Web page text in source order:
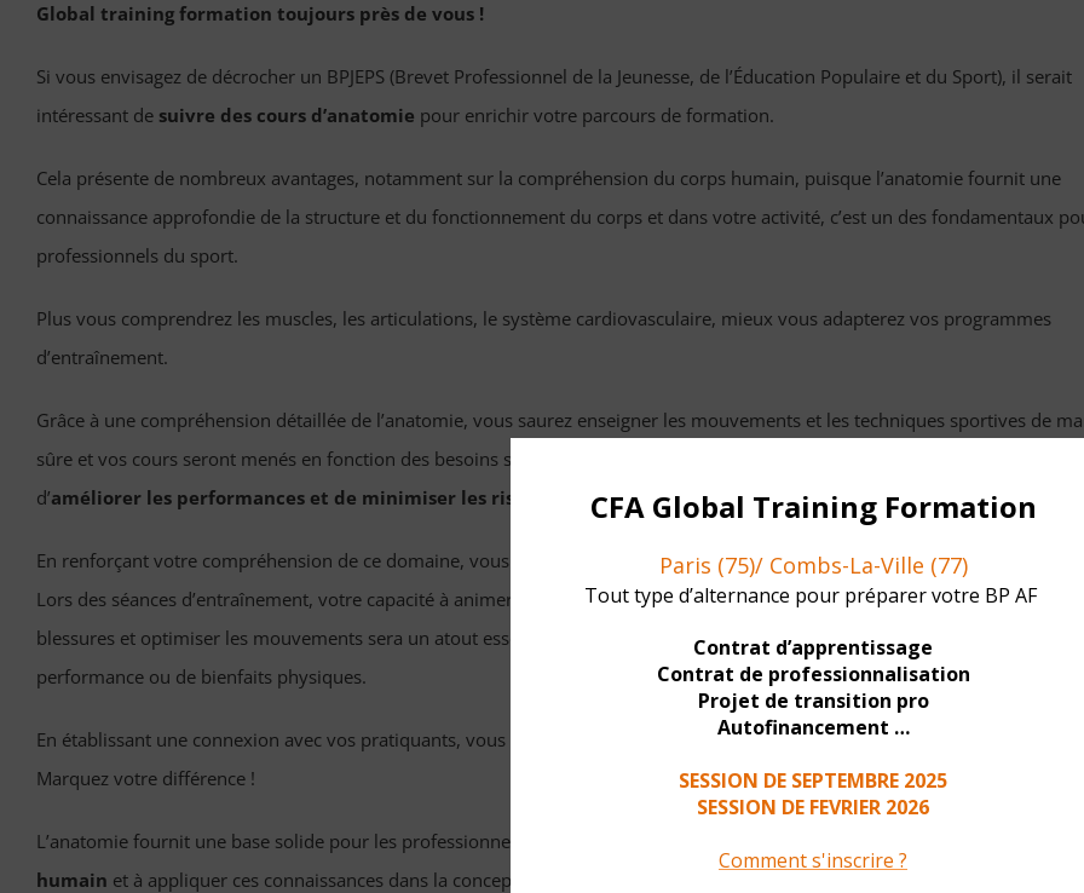
Global training formation toujours près de vous !
Si vous envisagez de décrocher un BPJEPS (Brevet Professionnel de la Jeunesse, de l’Éducation Populaire et du Sport), il serait
intéressant de suivre des cours d’anatomie pour enrichir votre parcours de formation.
Cela présente de nombreux avantages, notamment sur la compréhension du corps humain, puisque l’anatomie fournit une
connaissance approfondie de la structure et du fonctionnement du corps et dans votre activité, c’est un des fondamentaux
professionnels du sport.
Plus vous comprendrez les muscles, les articulations, le système cardiovasculaire, mieux vous adapterez vos programmes
d’entraînement.
Grâce à une compréhension détaillée de l’anatomie, vous saurez enseigner les mouvements et les techniques sportives de
sûre et vos cours seront menés en fonction des besoins spécifiques des sportifs. Cela permet de mieux cibler les muscles,
d’améliorer les performances et de minimiser les risques de surentraînement
En renforçant votre compréhension de ce domaine, vous améliorerez votre communication et votre capacité à expliquer le
Lors des séances d’entraînement, votre capacité à animer et à guider les participants sur les postures à adopter pour prévenir
blessures et optimiser les mouvements sera un atout essentiel pour maximiser les bénéfices de l’exercice, que ce soit en
performance ou de bienfaits physiques.
En établissant une connexion avec vos pratiquants, vous renforcez aussi leur confiance et favorisez une meilleure
Marquez votre différence !
L’anatomie fournit une base solide pour les professionnels du sport, en les aidant à
humain et à appliquer ces connaissances dans la conception de programmes d’entraînement et de prévention efficaces et